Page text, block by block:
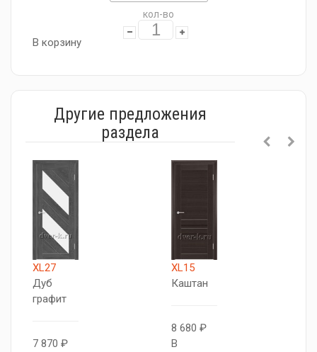
кол-во
В корзину
Другие предложения
раздела
XL27
Дуб
графит
7 870 ₽
XL15
Каштан
8 680 ₽
В